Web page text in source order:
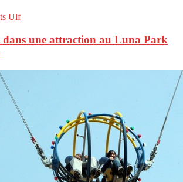
Ulf
dans une attraction au Luna Park